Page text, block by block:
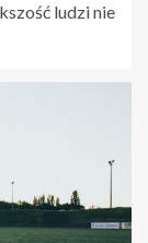
ludzi nie